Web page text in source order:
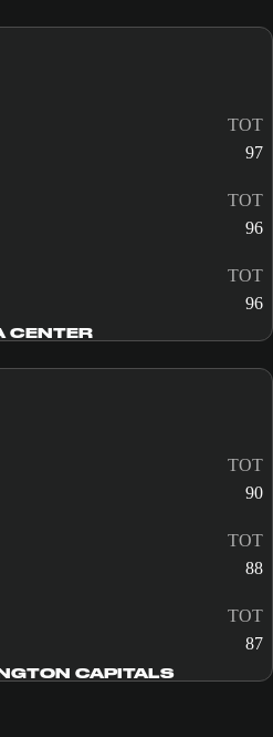
TOT
97
TOT
96
TOT
96
CENTER
TOT
90
TOT
88
TOT
87
CAPITALS